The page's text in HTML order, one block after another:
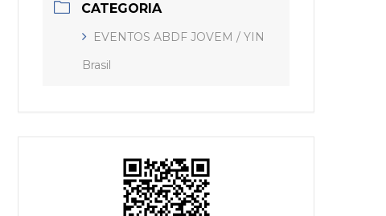
CATEGORIA
EVENTOS ABDF JOVEM / YIN
Brasil